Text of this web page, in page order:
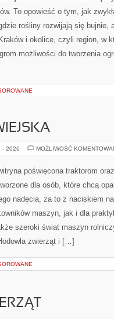
To opowieść o tym, jak
rośliny rozwijają się bujnie,
i okolice, czyli region, w
możliwości do tworzenia
- 2026 MOŻLIWOŚĆ
poświęcona traktorom
dla osób, które chcą
nadęcia, za to z naciskiem
maszyn, jak i dla
szeroki świat maszyn
zwierząt i […]